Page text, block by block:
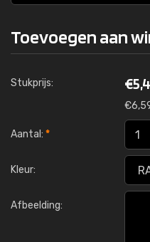
Toevoegen aan
Stukprijs: €
€
Aantal: *
Kleur:
Afbeelding: